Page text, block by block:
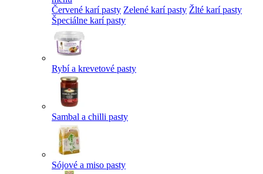
Červené karí pasty Zelené karí pasty Žlté karí pasty
Špeciálne karí pasty
Rybí a krevetové pasty
Sambal a chilli pasty
Sójové a miso pasty